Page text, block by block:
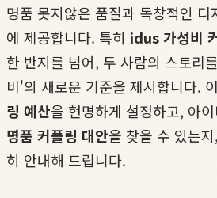
명품 못지않은 품질과 독창적인 디
에 제공합니다. 특히 idus 가성비
한 반지를 넘어, 두 사람의 스토리
비'의 새로운 기준을 제시합니다.
링 예산을 현명하게 설정하고, 아
명품 커플링 대안을 찾을 수 있는
히 안내해 드립니다.